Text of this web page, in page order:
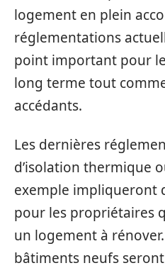
logement en plein
réglementations
point important pour
long terme tout
accédants.
Les dernières
d’isolation thermique
exemple impliqueront
pour les propriétaires
un logement à
bâtiments neufs